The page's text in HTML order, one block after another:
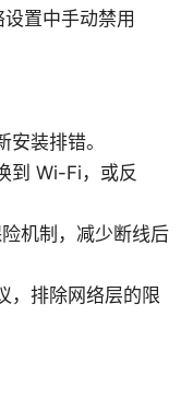
置中手动禁用
装排错。
到 Wi-Fi，或反
机制，减少断线后
，排除网络层的限